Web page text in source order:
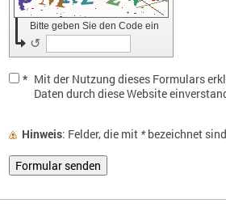
Bitte geben Sie den Code ein
↺
* Mit der Nutzung dieses Formulars
Daten durch diese Website
Hinweis : Felder, die mit *bezeichnet